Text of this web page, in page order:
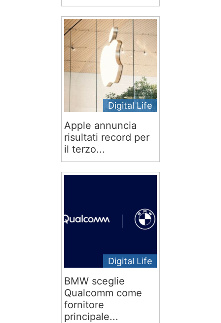
Digital Life
Apple annuncia
risultati record per
il terzo...
Digital Life
BMW sceglie
Qualcomm come
fornitore
principale...